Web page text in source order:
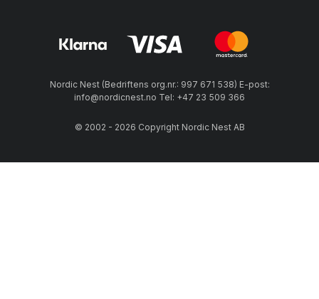
Nordic Nest (Bedriftens org.nr.: 997 671 538) E-post:
info@nordicnest.no Tel: +47 23 509 366
© 2002 - 2026 Copyright Nordic Nest AB